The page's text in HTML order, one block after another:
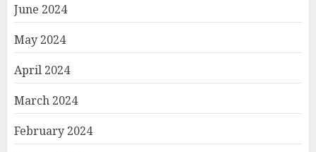
June 2024
May 2024
April 2024
March 2024
February 2024